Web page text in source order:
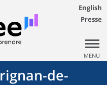
English
Presse
MENU
de-